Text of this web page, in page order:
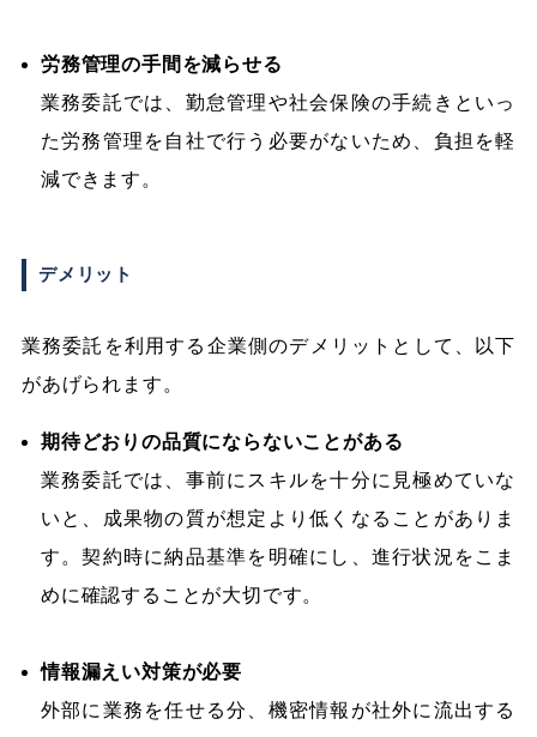
労務管理の手間を減らせる
業務委託では、勤怠管理や社会保険の手続きといっ
た労務管理を自社で行う必要がないため、負担を軽
減できます。
デメリット
業務委託を利用する企業側のデメリットとして、以下
があげられます。
期待どおりの品質にならないことがある
業務委託では、事前にスキルを十分に見極めていな
いと、成果物の質が想定より低くなることがありま
す。契約時に納品基準を明確にし、進行状況をこま
めに確認することが大切です。
情報漏えい対策が必要
外部に業務を任せる分、機密情報が社外に流出する